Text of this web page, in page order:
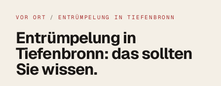
VOR ORT / ENTRÜMPELUNG IN TIEFENBRONN
Entrümpelung in
Tiefenbronn: das sollten
Sie wissen.